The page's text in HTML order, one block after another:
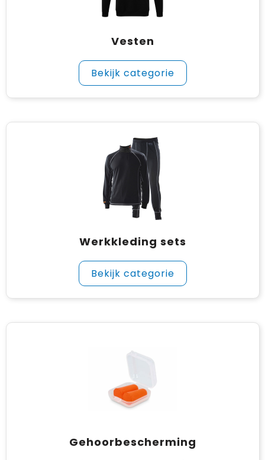
Vesten
Bekijk categorie
Werkkleding sets
Bekijk categorie
Gehoorbescherming